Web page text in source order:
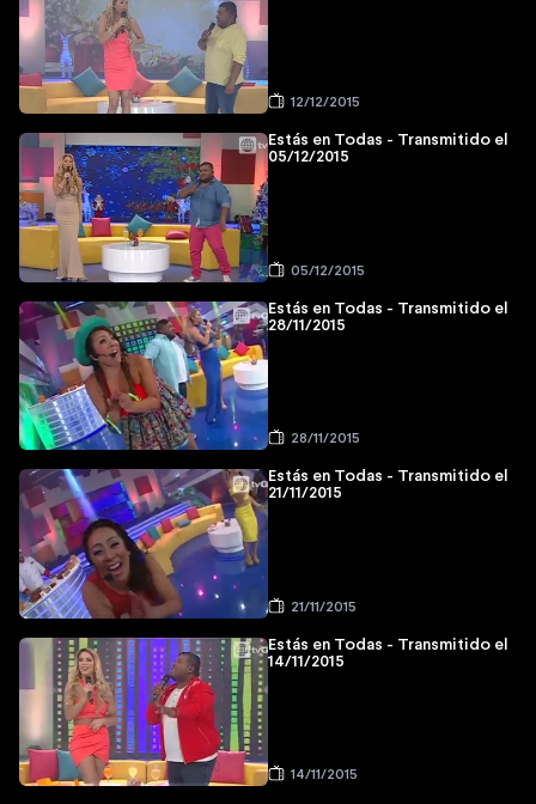
12/12/2015
Estás en Todas - Transmitido el
05/12/2015
05/12/2015
Estás en Todas - Transmitido el
28/11/2015
28/11/2015
Estás en Todas - Transmitido el
21/11/2015
21/11/2015
Estás en Todas - Transmitido el
14/11/2015
14/11/2015